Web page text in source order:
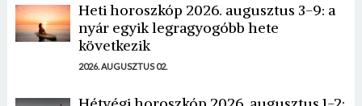
Heti horoszkóp 2026. augusztus 3-9: a
nyár egyik legragyogóbb hete
következik
2026. AUGUSZTUS 02.